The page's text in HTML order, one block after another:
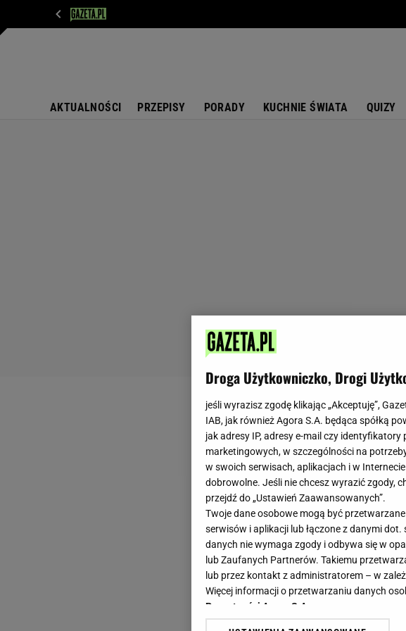
AKTUALNOŚCI PRZEPISY PORADY KUCHNIE ŚWIATA QUIZY
Droga Użytkowniczko, Drogi
jeśli wyrazisz zgodę klikając „Akceptuję”,
IAB, jak również Agora S.A. będąca spółką
jak adresy IP, adresy e-mail czy
marketingowych, w szczególności na
w swoich serwisach, aplikacjach i w
dobrowolne. Jeśli nie chcesz wyrazić zgody,
przejdź do „Ustawień Zaawansowanych”.
Twoje dane osobowe mogą być
serwisów i aplikacji lub łączone z danymi
danych nie wymaga zgody i odbywa się w
lub Zaufanych Partnerów. Takiemu
lub przez kontakt z administratorem – w
Więcej informacji o przetwarzaniu danych
Prywatności Agora S.A.